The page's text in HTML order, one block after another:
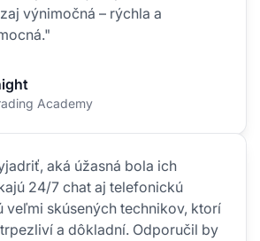
výnimočná – rýchla a
Academy
aká úžasná bola ich
24/7 chat aj telefonickú
veľmi skúsených technikov, ktorí
a dôkladní. Odporučil by